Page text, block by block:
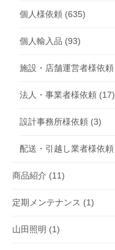
個人様依頼 (635)
個人輸入品 (93)
施設・店舗運営者様依頼
法人・事業者様依頼 (17)
設計事務所様依頼 (3)
配送・引越し業者様依頼
商品紹介 (11)
定期メンテナンス (1)
山田照明 (1)